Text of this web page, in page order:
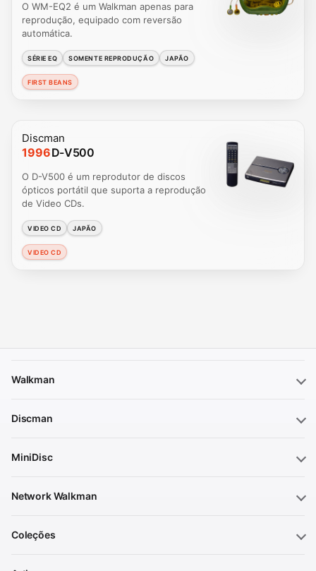
O WM-EQ2 é um Walkman apenas para
reprodução, equipado com reversão
automática.
SÉRIE EQ SOMENTE REPRODUÇÃO JAPÃO
FIRST BEANS
Discman
1996D-V500
O D-V500 é um reprodutor de discos
ópticos portátil que suporta a reprodução
de Video CDs.
VIDEO CD JAPÃO
VIDEO CD
Walkman
Discman
MiniDisc
Network Walkman
Coleções